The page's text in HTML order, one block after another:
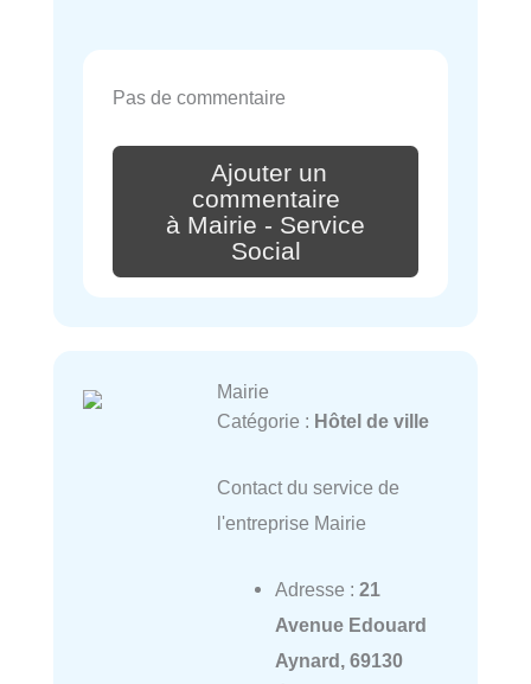
Pas de commentaire
Ajouter un
commentaire
à Mairie - Service
Social
Mairie
Catégorie : Hôtel de ville
Contact du service de
l'entreprise Mairie
Adresse : 21
Avenue Edouard
Aynard, 69130